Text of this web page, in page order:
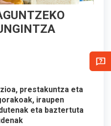
prestakuntza eta
iraupen
eta baztertuta